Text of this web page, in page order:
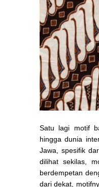
Satu lagi motif
hingga dunia
Jawa, spesifik
dilihat sekilas,
berdempetan
dari dekat,